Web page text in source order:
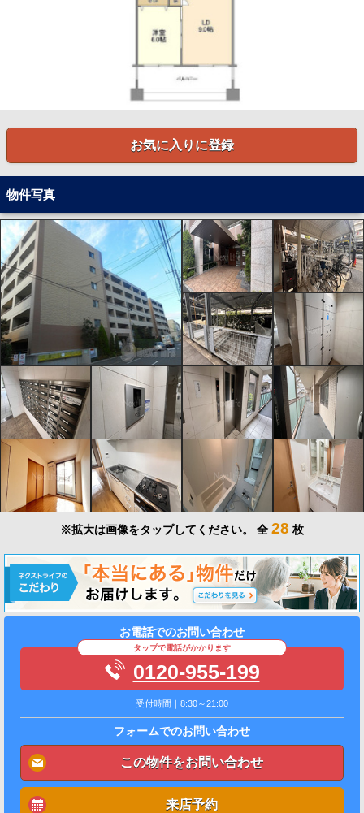
お気に入りに登録
物件写真
※拡大は画像をタップしてください。 全 28 枚
お電話でのお問い合わせ
タップで電話がかかります
0120-955-199
受付時間｜8:30～21:00
フォームでのお問い合わせ
この物件をお問い合わせ
来店予約